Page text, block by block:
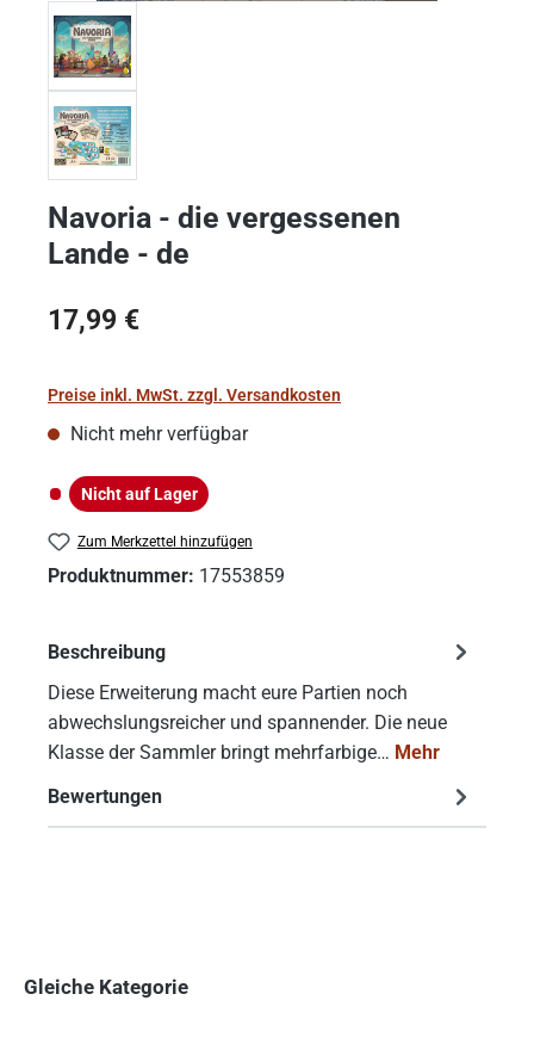
Navoria - die vergessenen
Lande - de
Regulärer Preis:
17,99 €
Preise inkl. MwSt. zzgl. Versandkosten
Nicht mehr verfügbar
Nicht auf Lager
Nicht auf Lager
Zum Merkzettel hinzufügen
Produktnummer: 17553859
Beschreibung
Diese Erweiterung macht eure Partien noch
abwechslungsreicher und spannender. Die neue
Klasse der Sammler bringt mehrfarbige… Mehr
Bewertungen
Gleiche Kategorie